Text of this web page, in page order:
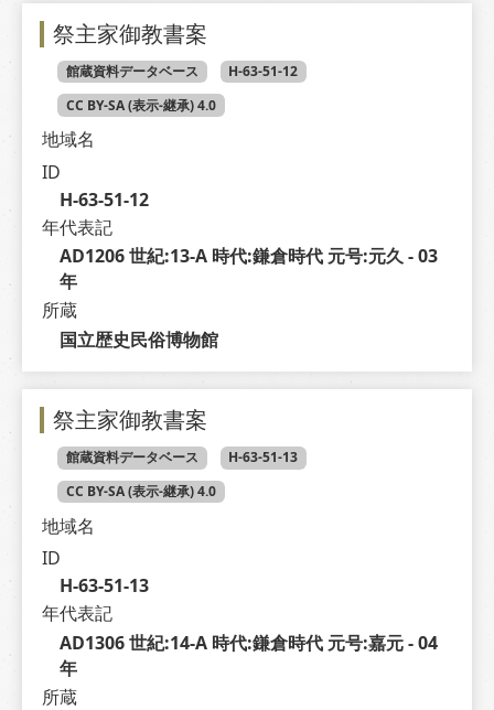
祭主家御教書案
館蔵資料データベース
H-63-51-12
CC BY-SA (表示-継承) 4.0
地域名
ID
H-63-51-12
年代表記
AD1206 世紀:13-A 時代:鎌倉時代 元号:元久 - 03
年
所蔵
国立歴史民俗博物館
祭主家御教書案
館蔵資料データベース
H-63-51-13
CC BY-SA (表示-継承) 4.0
地域名
ID
H-63-51-13
年代表記
AD1306 世紀:14-A 時代:鎌倉時代 元号:嘉元 - 04
年
所蔵